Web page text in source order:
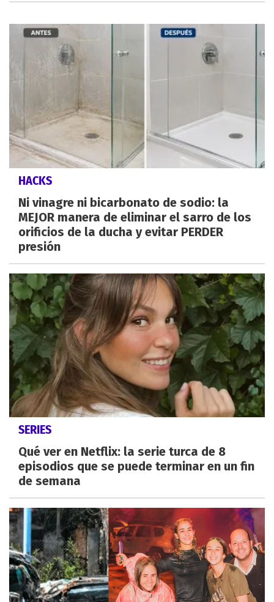
HACKS
Ni vinagre ni bicarbonato de sodio: la
MEJOR manera de eliminar el sarro de los
orificios de la ducha y evitar PERDER
presión
SERIES
Qué ver en Netflix: la serie turca de 8
episodios que se puede terminar en un fin
de semana